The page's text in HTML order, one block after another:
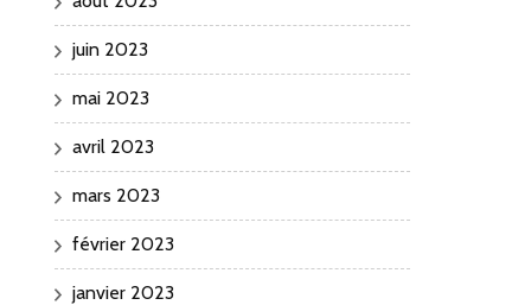
juin 2023
mai 2023
avril 2023
mars 2023
février 2023
janvier 2023